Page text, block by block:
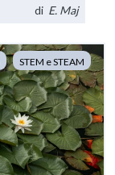
di E. Maj
STEM e STEAM